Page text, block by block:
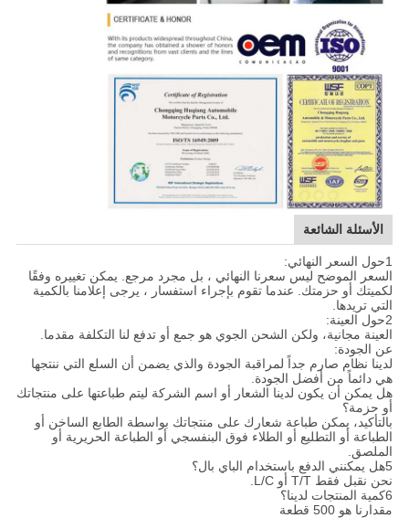
الأسئلة الشائعة
1حول السعر النهائي:
السعر الموضح ليس سعرنا النهائي ، بل مجرد مرجع. يمكن تغييره وفقًا
لكميتك أو حزمتك. عندما تقوم بإجراء استفسار ، يرجى إعلامنا بالكمية
التي تريدها.
2حول العينة:
العينة مجانية، ولكن الشحن الجوي هو جمع أو تدفع لنا التكلفة مقدما.
عن الجودة:
لدينا نظام صارم جداً لمراقبة الجودة والذي يضمن أن السلع التي ننتجها
هي دائماً من أفضل الجودة.
هل يمكن أن يكون لدينا الشعار أو اسم الشركة ليتم طباعتها على منتجاتك
أو حزمة؟
بالتأكيد، يمكن طباعة شعارك على منتجاتك بواسطة الطابع الساخن أو
الطباعة أو التطليع أو الطلاء فوق البنفسجي أو الطباعة الحريرية أو
الملصق.
5هل يمكنني الدفع باستخدام الباي بال؟
نحن نقبل فقط T/T أو L/C.
6كمية المنتجات لدينا؟
مقدارنا هو 500 قطعة